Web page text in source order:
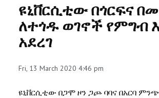
PARTNERSHIP
ዩኒቨርሲቲው በጎርፍና
ለተጎዱ ወገኖች የምግብ
አደረገ
Fri, 13 March 2020 4:46 pm
ዩኒቨርሲቲው በጋሞ ዞን ጋጮ ባባና በአርባ